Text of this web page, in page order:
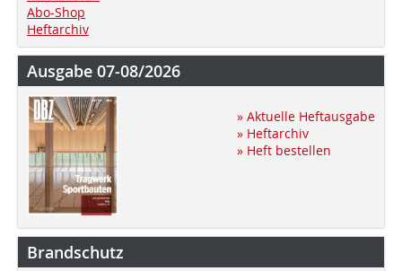
Abo-Shop
Heftarchiv
Ausgabe 07-08/2026
» Aktuelle Heftausgabe
» Heftarchiv
» Heft bestellen
Brandschutz